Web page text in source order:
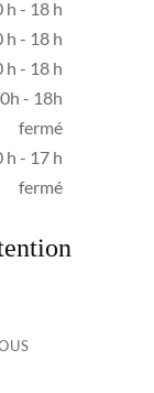
h - 18 h
h - 18 h
h - 18 h
- 18h
fermé
h - 17 h
fermé